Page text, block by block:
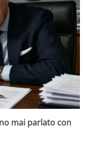
mai parlato con